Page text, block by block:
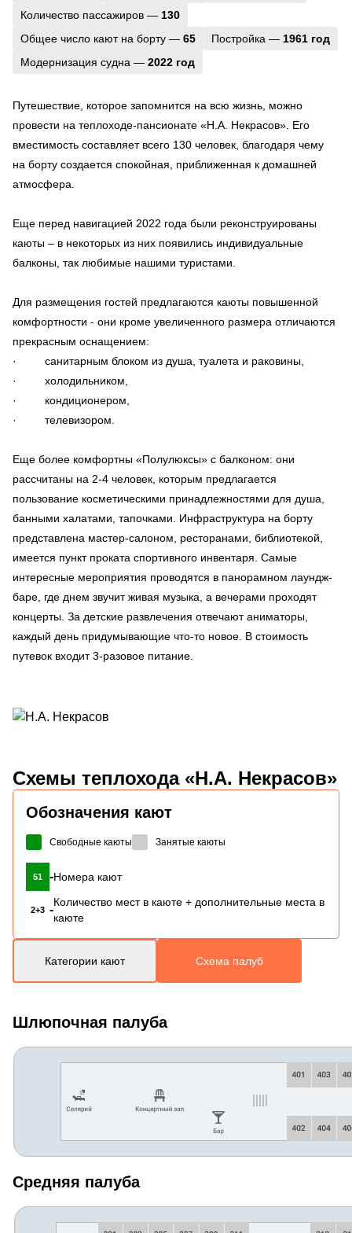
Количество пассажиров — 130
Общее число кают на борту — 65 Постройка — 1961 год
Модернизация судна — 2022 год
Путешествие, которое запомнится на всю жизнь, можно
провести на теплоходе-пансионате «Н.А. Некрасов». Его
вместимость составляет всего 130 человек, благодаря чему
на борту создается спокойная, приближенная к домашней
атмосфера.
Еще перед навигацией 2022 года были реконструированы
каюты – в некоторых из них появились индивидуальные
балконы, так любимые нашими туристами.
Для размещения гостей предлагаются каюты повышенной
комфортности - они кроме увеличенного размера отличаются
прекрасным оснащением:
· санитарным блоком из душа, туалета и раковины,
· холодильником,
· кондиционером,
· телевизором.
Еще более комфортны «Полулюксы» с балконом: они
рассчитаны на 2-4 человек, которым предлагается
пользование косметическими принадлежностями для душа,
банными халатами, тапочками. Инфраструктура на борту
представлена мастер-салоном, ресторанами, библиотекой,
имеется пункт проката спортивного инвентаря. Самые
интересные мероприятия проводятся в панорамном лаундж-
баре, где днем звучит живая музыка, а вечерами проходят
концерты. За детские развлечения отвечают аниматоры,
каждый день придумывающие что-то новое. В стоимость
путевок входит 3-разовое питание.
Схемы теплохода «Н.А. Некрасов»
Обозначения кают
Свободные каюты Занятые каюты
51 -Номера кают
2+3 -
Количество мест в каюте + дополнительные места в
каюте
Категории кают Схема палуб
Шлюпочная палуба
Средняя палуба